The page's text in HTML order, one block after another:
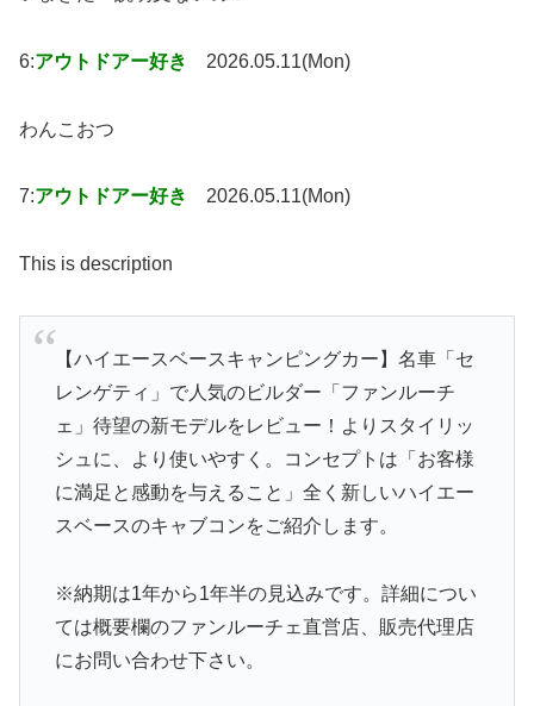
6:アウトドアー好き 2026.05.11(Mon)
わんこおつ
7:アウトドアー好き 2026.05.11(Mon)
This is description
【ハイエースベースキャンピングカー】名車「セ
レンゲティ」で人気のビルダー「ファンルーチ
ェ」待望の新モデルをレビュー！よりスタイリッ
シュに、より使いやすく。コンセプトは「お客様
に満足と感動を与えること」全く新しいハイエー
スベースのキャブコンをご紹介します。
※納期は1年から1年半の見込みです。詳細につい
ては概要欄のファンルーチェ直営店、販売代理店
にお問い合わせ下さい。